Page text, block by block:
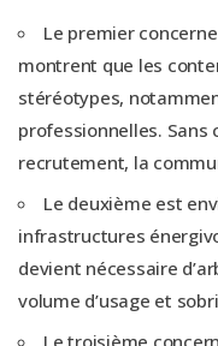
Le premier
montrent que les
stéréotypes,
professionnelles. Sans
recrutement, la
Le deuxième est
infrastructures
devient nécessaire
volume d’usage et
Le troisième